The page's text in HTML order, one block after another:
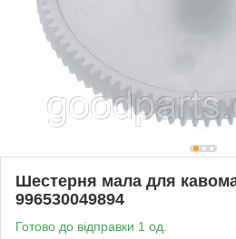
Шестерня мала для
996530049894
Готово до відправки 1 од.